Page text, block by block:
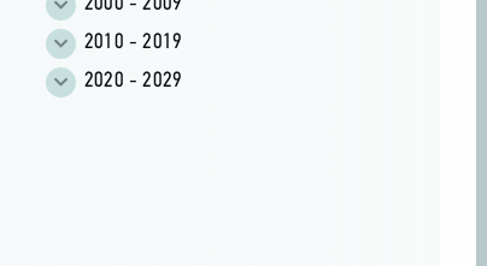
2010 - 2019
2020 - 2029